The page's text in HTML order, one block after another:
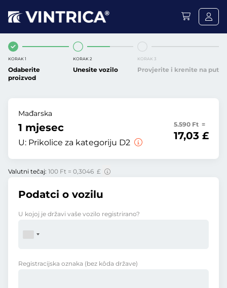
KORAK 1
Odaberite
proizvod
KORAK 2
Unesite vozilo
KORAK 3
Provjerite i krenite na put
Mađarska
1 mjesec
U: Prikolice za kategoriju D2
5.590 Ft =
17,03 £
Valutni tečaj: 100 Ft = 0,3046 £
Podatci o vozilu
U kojoj je državi vaše vozilo registrirano?
Registracijska oznaka (bez kôda države)